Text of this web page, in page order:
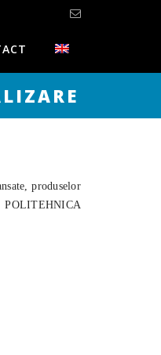
produselor
POLITEHNICA